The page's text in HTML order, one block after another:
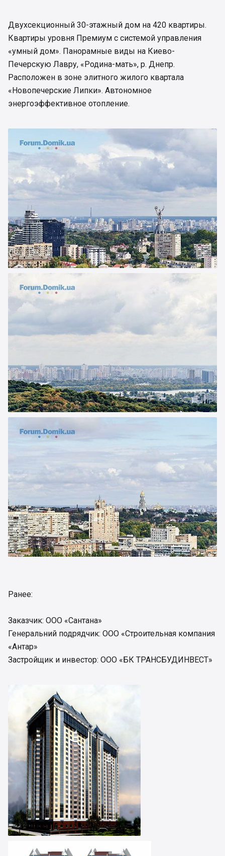
Двухсекционный 30-этажный дом на 420 квартиры.
Квартиры уровня Премиум с системой управления
«умный дом». Панорамные виды на Киево-
Печерскую Лавру, «Родина-мать», р. Днепр.
Расположен в зоне элитного жилого квартала
«Новопечерские Липки». Автономное
энергоэффективное отопление.
Ранее:
Заказчик: ООО «Сантана»
Генеральний подрядчик: ООО «Строительная компания
«Антар»
Застройщик и инвестор: ООО «БК ТРАНСБУДИНВЕСТ»